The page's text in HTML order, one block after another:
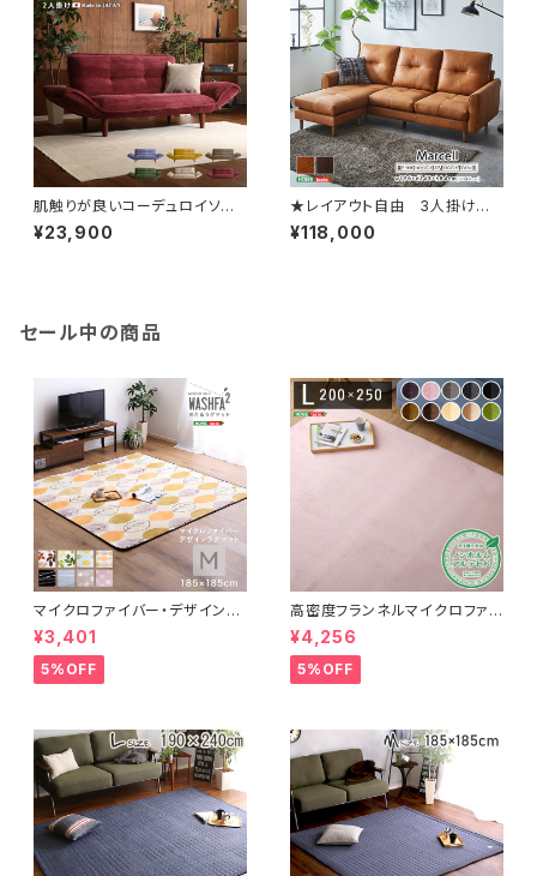
肌触りが良いコーデュロイソフ
ァ ２人掛け 【Qooliss-クー
リス-】 SH-07-CDS
¥23,900
★レイアウト自由 3人掛け
レザーファブリック カウチソフ
ァ【Marcell-マーセル-】 SH-
¥118,000
セール中の商品
マイクロファイバー・デザインラ
グマットMサイズ（185×185cm）
洗えるラグマット 【WASHFA2】
FRG-D2-M
¥3,401
5%OFF
高密度フランネルマイクロファイ
バー・ラグマットLサイズ（200×2
50cm）洗えるラグマット｜ナル
トレア
¥4,256
5%OFF